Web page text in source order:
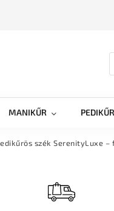
MANIKŰR PEDIKŰR
szék SerenityLuxe